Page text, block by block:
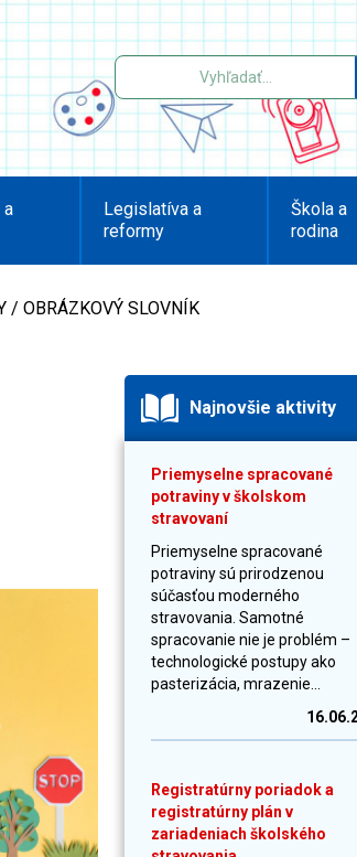
Legislatíva a
reformy
Škola a
rodina
/ OBRÁZKOVÝ SLOVNÍK
Najnovšie aktivity
Priemyselne spracované
potraviny v školskom
stravovaní
Priemyselne spracované
potraviny sú prirodzenou
súčasťou moderného
stravovania. Samotné
spracovanie nie je problém –
technologické postupy ako
pasterizácia, mrazenie...
Registratúrny poriadok a
registratúrny plán v
zariadeniach školského